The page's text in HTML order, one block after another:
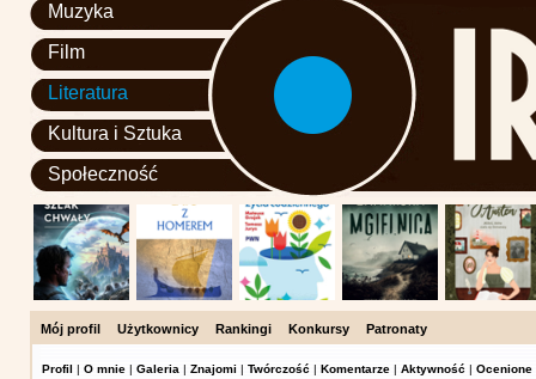
Muzyka
Film
Literatura
Kultura i Sztuka
Społeczność
Mój profil Użytkownicy Rankingi Konkursy Patronaty
Profil | O mnie | Galeria | Znajomi | Twórczość | Komentarze | Aktywność | Ocenione